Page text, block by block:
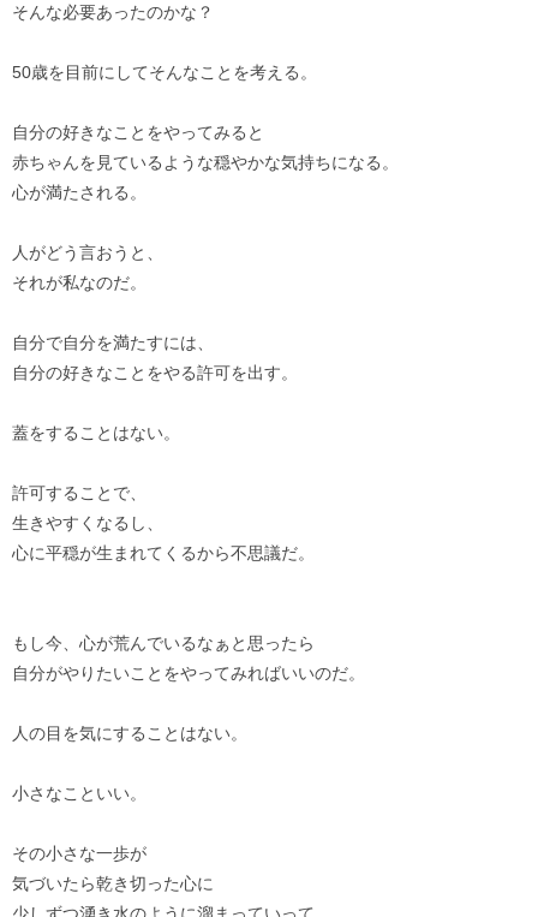
そんな必要あったのかな？
50歳を目前にしてそんなことを考える。
自分の好きなことをやってみると
赤ちゃんを見ているような穏やかな気持ちになる。
心が満たされる。
人がどう言おうと、
それが私なのだ。
自分で自分を満たすには、
自分の好きなことをやる許可を出す。
蓋をすることはない。
許可することで、
生きやすくなるし、
心に平穏が生まれてくるから不思議だ。
もし今、心が荒んでいるなぁと思ったら
自分がやりたいことをやってみればいいのだ。
人の目を気にすることはない。
小さなこといい。
その小さな一歩が
気づいたら乾き切った心に